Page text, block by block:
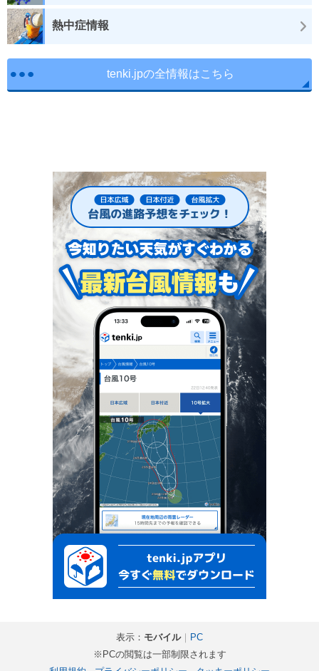
熱中症情報
tenki.jpの全情報はこちら
表示： モバイル｜
PC
※PCの閲覧は一部制限されます